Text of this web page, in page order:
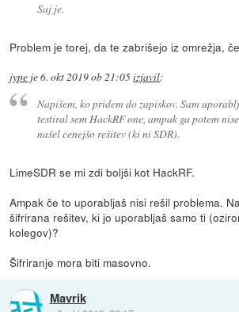
Saj je.
Problem je torej, da te zabrišejo iz omrežja,
jype je6. okt 2019 ob 21:05izjavil:
Napišem, ko pridem do zapiskov. Sam
testiral sem HackRF one, ampak ga potem
našel cenejšo rešitev (ki ni SDR).
LimeSDR se mi zdi boljši kot HackRF.
Ampak če to uporabljaš nisi rešil problema.
šifrirana rešitev, ki jo uporabljaš samo ti
kolegov)?
Šifriranje mora biti masovno.
Mavrik